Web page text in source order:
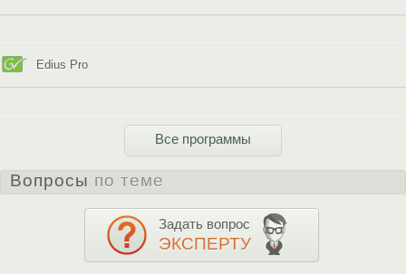
Edius Pro
Все программы
Вопросы по теме
Задать вопрос
ЭКСПЕРТУ